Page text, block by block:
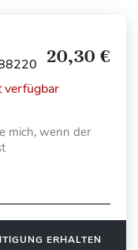
20,30 €
verfügbar
mich, wenn der
ERHALTEN